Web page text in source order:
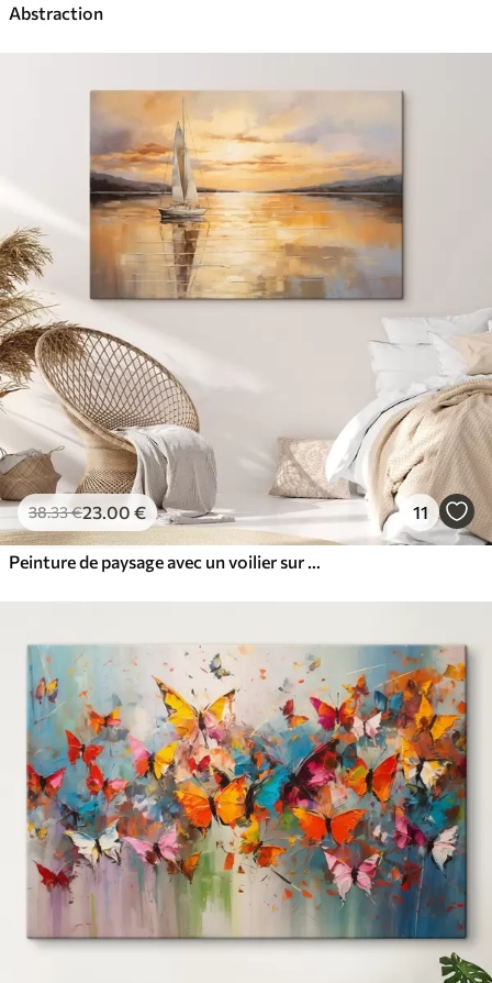
Abstraction
38.33€23.00 € 11
Peinture de paysage avec un voilier sur une mer calme, ciel orange et jaune, montagnes lointaines